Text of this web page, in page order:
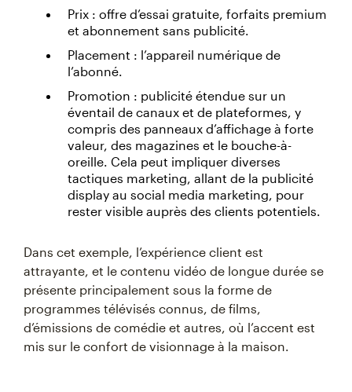
Prix : offre d’essai gratuite, forfaits premium
et abonnement sans publicité.
Placement : l’appareil numérique de
l’abonné.
Promotion : publicité étendue sur un
éventail de canaux et de plateformes, y
compris des panneaux d’affichage à forte
valeur, des magazines et le bouche-à-
oreille. Cela peut impliquer diverses
tactiques marketing, allant de la publicité
display au social media marketing, pour
rester visible auprès des clients potentiels.
Dans cet exemple, l’expérience client est
attrayante, et le contenu vidéo de longue durée se
présente principalement sous la forme de
programmes télévisés connus, de films,
d’émissions de comédie et autres, où l’accent est
mis sur le confort de visionnage à la maison.